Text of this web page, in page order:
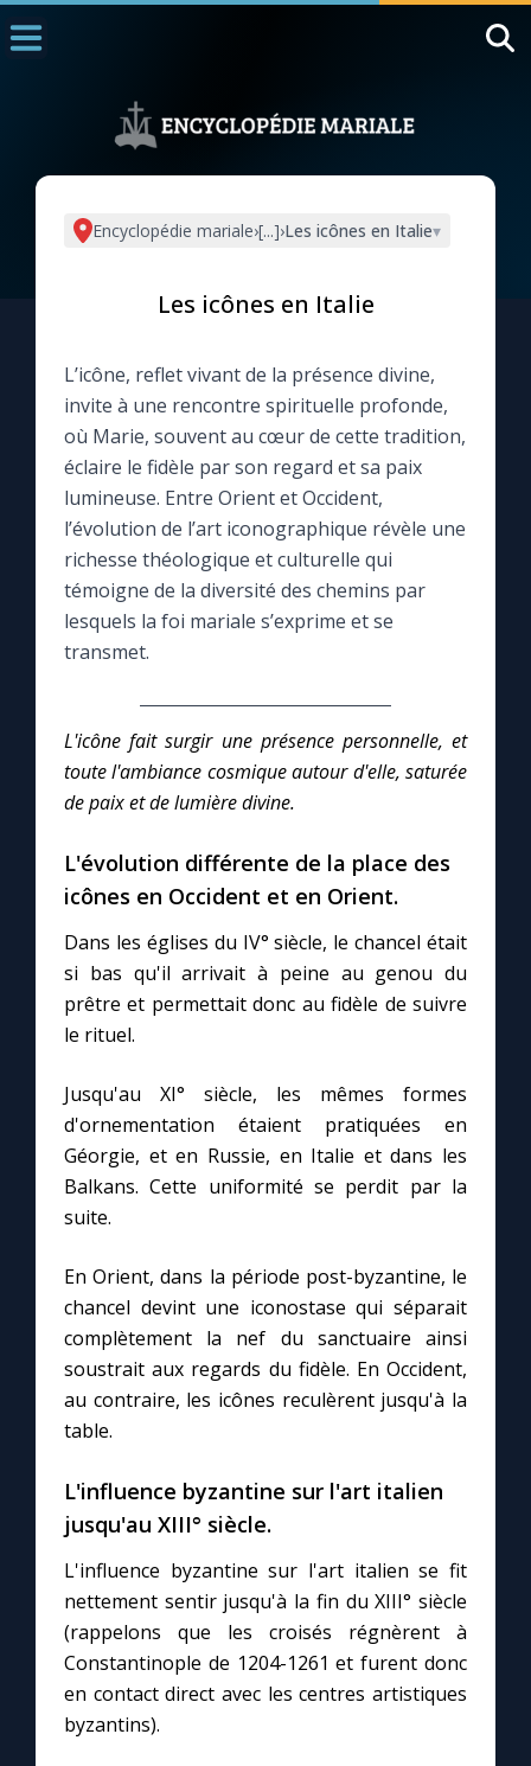
L'actualité de la semaine
La chaîne Youtube
La newsletter
La vidéo de la semaine
Le compte Tiktok
Le magazine
Questions-réponses
Prier au quotidien
L'Évangile chaque jour
Marie qui défait les nœuds
Me consacrer à Jésus par Marie
Mes intentions de prière
Une Minute avec Marie
Une neuvaine
À la une
1000 Raisons de Croire
Chapelet pour le monde
Contact
Faire un don
Encyclopédie mariale›[...]›Les icônes en Italie▾
Les icônes en Italie
L’icône, reflet vivant de la présence divine,
invite à une rencontre spirituelle profonde,
où Marie, souvent au cœur de cette tradition,
éclaire le fidèle par son regard et sa paix
lumineuse. Entre Orient et Occident,
l’évolution de l’art iconographique révèle une
richesse théologique et culturelle qui
témoigne de la diversité des chemins par
lesquels la foi mariale s’exprime et se
transmet.
L'icône fait surgir une présence personnelle, et
toute l'ambiance cosmique autour d'elle, saturée
de paix et de lumière divine.
L'évolution différente de la place des
icônes en Occident et en Orient.
Dans les églises du IV° siècle, le chancel était
si bas qu'il arrivait à peine au genou du
prêtre et permettait donc au fidèle de suivre
le rituel.
Jusqu'au XI° siècle, les mêmes formes
d'ornementation étaient pratiquées en
Géorgie, et en Russie, en Italie et dans les
Balkans. Cette uniformité se perdit par la
suite.
En Orient, dans la période post-byzantine, le
chancel devint une iconostase qui séparait
complètement la nef du sanctuaire ainsi
soustrait aux regards du fidèle. En Occident,
au contraire, les icônes reculèrent jusqu'à la
table.
L'influence byzantine sur l'art italien
jusqu'au XIII° siècle.
L'influence byzantine sur l'art italien se fit
nettement sentir jusqu'à la fin du XIII° siècle
(rappelons que les croisés régnèrent à
Constantinople de 1204-1261 et furent donc
en contact direct avec les centres artistiques
byzantins).